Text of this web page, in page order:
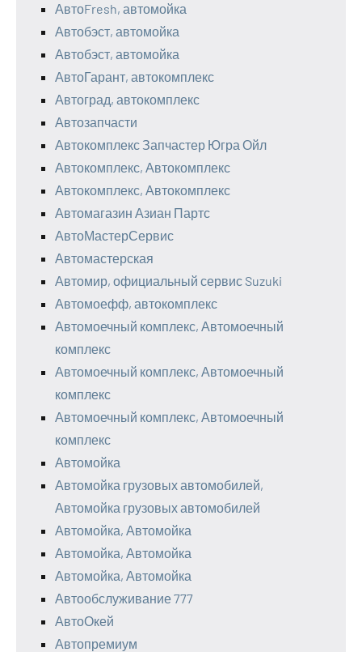
АвтоFresh, автомойка
Автобэст, автомойка
Автобэст, автомойка
АвтоГарант, автокомплекс
Автоград, автокомплекс
Автозапчасти
Автокомплекс Запчастер Югра Ойл
Автокомплекс, Автокомплекс
Автокомплекс, Автокомплекс
Автомагазин Азиан Партс
АвтоМастерСервис
Автомастерская
Автомир, официальный сервис Suzuki
Автомоефф, автокомплекс
Автомоечный комплекс, Автомоечный
комплекс
Автомоечный комплекс, Автомоечный
комплекс
Автомоечный комплекс, Автомоечный
комплекс
Автомойка
Автомойка грузовых автомобилей,
Автомойка грузовых автомобилей
Автомойка, Автомойка
Автомойка, Автомойка
Автомойка, Автомойка
Автообслуживание 777
АвтоОкей
Автопремиум